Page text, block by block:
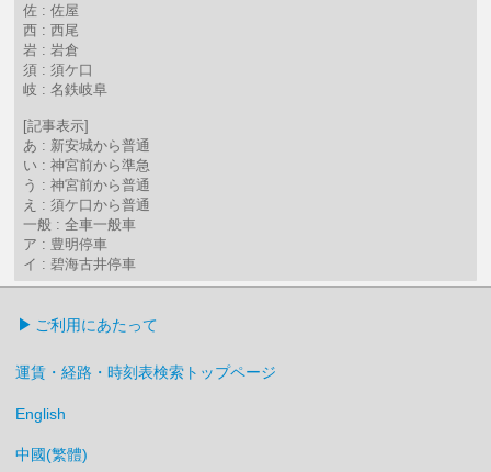
佐 : 佐屋
西 : 西尾
岩 : 岩倉
須 : 須ケ口
岐 : 名鉄岐阜
[記事表示]
あ : 新安城から普通
い : 神宮前から準急
う : 神宮前から普通
え : 須ケ口から普通
一般 : 全車一般車
ア : 豊明停車
イ : 碧海古井停車
ご利用にあたって
運賃・経路・時刻表検索トップページ
English
中國(繁體)